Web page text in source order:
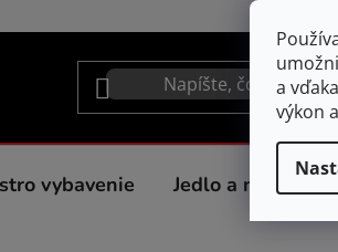
a
výkon
vybavenie Jedlo a nápoje